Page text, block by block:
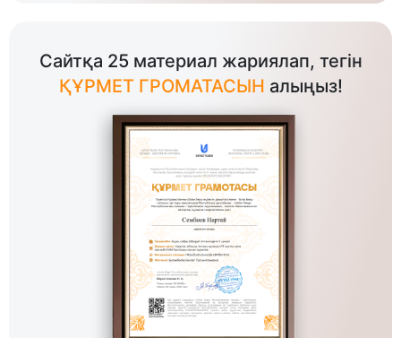
Сайтқа 25 материал жариялап, тегін
ҚҰРМЕТ ГРОМАТАСЫН алыңыз!